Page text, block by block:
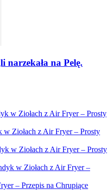
narzekała na Pelę.
w Ziołach z Air Fryer – Prosty
w Ziołach z Air Fryer – Prosty
w Ziołach z Air Fryer – Prosty
w Ziołach z Air Fryer –
– Przepis na Chrupiące